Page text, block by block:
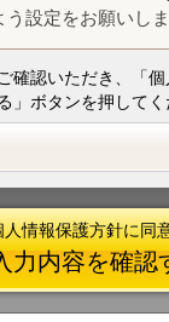
設定をお願いしま
確認いただき、「
」ボタンを押してく
人情報保護方針に同
力内容を確認